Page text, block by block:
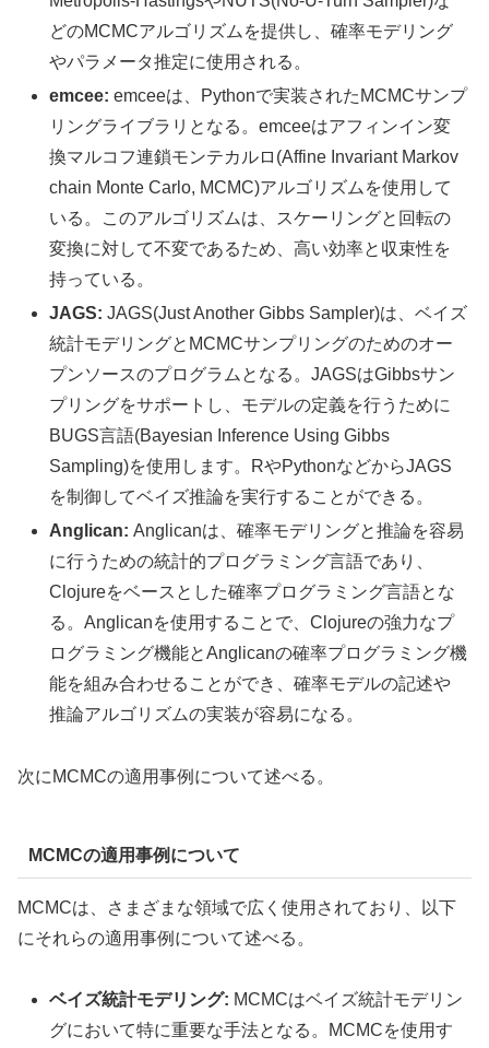
どのMCMCアルゴリズムを提供し、確率モデリング
やパラメータ推定に使用される。
emcee: emceeは、Pythonで実装されたMCMCサンプ
リングライブラリとなる。emceeはアフィンイン変
換マルコフ連鎖モンテカルロ(Affine Invariant Markov
chain Monte Carlo, MCMC)アルゴリズムを使用して
いる。このアルゴリズムは、スケーリングと回転の
変換に対して不変であるため、高い効率と収束性を
持っている。
JAGS: JAGS(Just Another Gibbs Sampler)は、ベイズ
統計モデリングとMCMCサンプリングのためのオー
プンソースのプログラムとなる。JAGSはGibbsサン
プリングをサポートし、モデルの定義を行うために
BUGS言語(Bayesian Inference Using Gibbs
Sampling)を使用します。RやPythonなどからJAGS
を制御してベイズ推論を実行することができる。
Anglican:Anglicanは、確率モデリングと推論を容易
に行うための統計的プログラミング言語であり、
Clojureをベースとした確率プログラミング言語とな
る。Anglicanを使用することで、Clojureの強力なプ
ログラミング機能とAnglicanの確率プログラミング機
能を組み合わせることができ、確率モデルの記述や
推論アルゴリズムの実装が容易になる。
次にMCMCの適用事例について述べる。
MCMCの適用事例について
MCMCは、さまざまな領域で広く使用されており、以下
にそれらの適用事例について述べる。
ベイズ統計モデリング: MCMCはベイズ統計モデリン
グにおいて特に重要な手法となる。MCMCを使用す